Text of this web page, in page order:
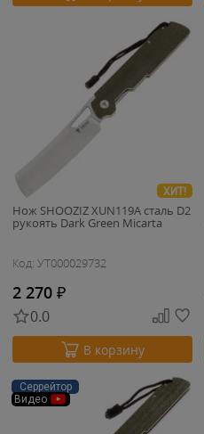
ХИТ!
Нож SHOOZIZ XUN119A сталь D2
рукоять Dark Green Micarta
Код: УТ000029732
2 270 ₽
0.0
В корзину
Серрейтор
Видео